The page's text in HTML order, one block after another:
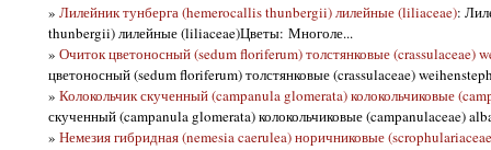
» Лилейник тунберга (hemerocallis thunbergii) лилейные (liliaceae):
thunbergii) лилейные (liliaceae)Цветы: Многоле...
» Очиток цветоносный (sedum floriferum) толстянковые (crassulaceae)
цветоносный (sedum floriferum) толстянковые (crassulaceae)
» Колокольчик скученный (campanula glomerata) колокольчиковые
скученный (campanula glomerata) колокольчиковые (campanulaceae)
» Немезия гибридная (nemesia caerulea) норичниковые